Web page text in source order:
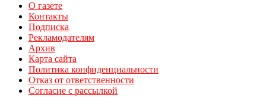
О газете
Контакты
Подписка
Рекламодателям
Архив
Карта сайта
Политика конфиденциальности
Отказ от ответственности
Согласие с рассылкой